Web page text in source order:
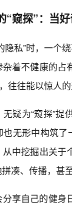
“窥探”：当
隐私”时，一个
着不健康的
往往能以惊人
疑为“窥探”
无形中构筑
中挖掘出关
凑、传播，甚
享自己的健身